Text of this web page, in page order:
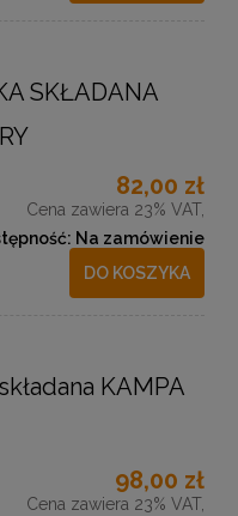
SKŁADANA
82,00 zł
Cena zawiera 23% VAT,
Na zamówienie
DO KOSZYKA
KAMPA
98,00 zł
Cena zawiera 23% VAT,